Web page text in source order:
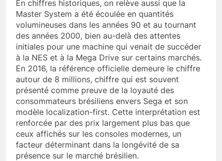
En chiffres historiques, on relève aussi que la
Master System a été écoulée en quantités
volumineuses dans les années 90 et au tournant
des années 2000, bien au-delà des attentes
initiales pour une machine qui venait de succéder
à la NES et à la Mega Drive sur certains marchés.
En 2016, la référence officielle demeure le chiffre
autour de 8 millions, chiffre qui est souvent
présenté comme preuve de la loyauté des
consommateurs brésiliens envers Sega et son
modèle localization-first. Cette interprétation est
renforcée par des prix largement plus bas que
ceux affichés sur les consoles modernes, un
facteur déterminant dans la longévité de sa
présence sur le marché brésilien.